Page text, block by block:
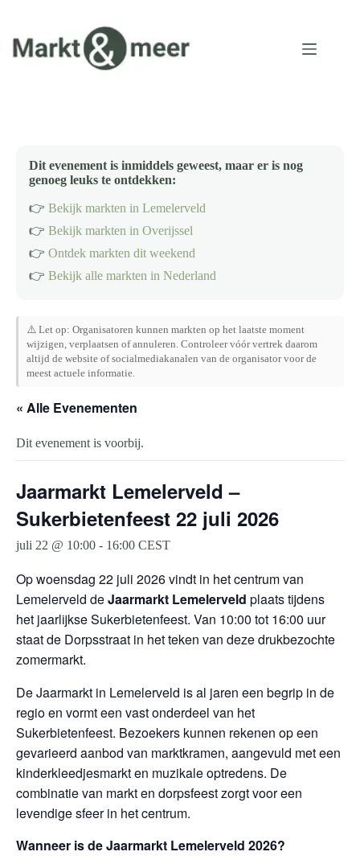
inhoud
Dit evenement is inmiddels geweest, maar er is nog
genoeg leuks te ontdekken:
👉 Bekijk markten in Lemelerveld
👉 Bekijk markten in Overijssel
👉 Ontdek markten dit weekend
👉 Bekijk alle markten in Nederland
⚠️ Let op: Organisatoren kunnen markten op het laatste moment
wijzigen, verplaatsen of annuleren. Controleer vóór vertrek daarom
altijd de website of socialmediakanalen van de organisator voor de
meest actuele informatie.
« Alle Evenementen
Dit evenement is voorbij.
Jaarmarkt Lemelerveld –
Sukerbietenfeest 22 juli 2026
juli 22 @ 10:00 - 16:00 CEST
Op woensdag 22 juli 2026 vindt in het centrum van
Lemelerveld deJaarmarkt Lemelerveld plaats tijdens
het jaarlijkse Sukerbietenfeest. Van 10:00 tot 16:00 uur
staat de Dorpsstraat in het teken van deze drukbezochte
zomermarkt.
De Jaarmarkt in Lemelerveld is al jaren een begrip in de
regio en vormt een vast onderdeel van het
Sukerbietenfeest. Bezoekers kunnen rekenen op een
gevarieerd aanbod van marktkramen, aangevuld met een
kinderkleedjesmarkt en muzikale optredens. De
combinatie van markt en dorpsfeest zorgt voor een
levendige sfeer in het centrum.
Wanneer is de Jaarmarkt Lemelerveld 2026?